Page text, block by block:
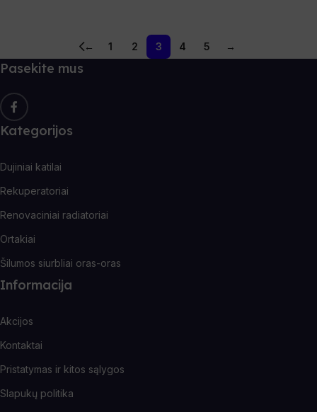
← 1 2 3 4 5 →
Pasekite mus
Kategorijos
Dujiniai katilai
Rekuperatoriai
Renovaciniai radiatoriai
Ortakiai
Šilumos siurbliai oras-oras
Informacija
Akcijos
Kontaktai
Pristatymas ir kitos sąlygos
Slapukų politika